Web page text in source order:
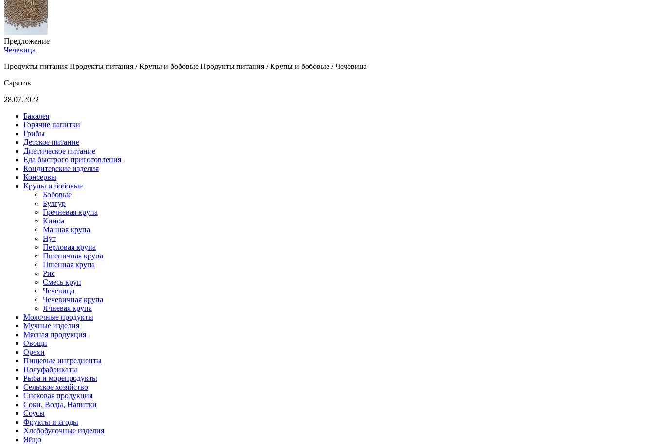
Предложение
Чечевица
Продукты питания Продукты питания / Крупы и бобовые Продукты питания / Крупы и бобовые / Чечевица
Саратов
28.07.2022
Бакалея
Горячие напитки
Грибы
Детское питание
Диетическое питание
Еда быстрого приготовления
Кондитерские изделия
Консервы
Крупы и бобовые
Бобовые
Булгур
Гречневая крупа
Киноа
Манная крупа
Нут
Перловая крупа
Пшеничная крупа
Пшенная крупа
Рис
Смесь круп
Чечевица
Чечевичная крупа
Ячневая крупа
Молочные продукты
Мучные изделия
Мясная продукция
Овощи
Орехи
Пищевые ингредиенты
Полуфабрикаты
Рыба и морепродукты
Сельское хозяйство
Снековая продукция
Соки, Воды, Напитки
Соусы
Фрукты и ягоды
Хлебобулочные изделия
Яйцо